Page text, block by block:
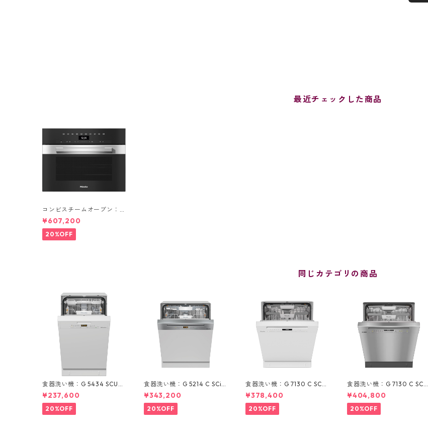
最近チェックした商品
コンビスチームオーブン：D
GC 7440
¥607,200
20%OFF
同じカテゴリの商品
食器洗い機：G 5434 SCU
(ホワイト/45cm) ＊標準ド
ア装備タイプ
¥237,600
20%OFF
食器洗い機：G 5214 C SCi
(ステンレス/60cm) ＊ドア
材取付専用タイプ
¥343,200
20%OFF
食器洗い機：G 7130 C SCU
BW (ホワイト/60cm) ＊標
準ドア装備タイプ
¥378,400
20%OFF
食器洗い機：G 7130 C SCU
ED (ステンレス/60cm) ＊
標準ドア装備タイプ
¥404,800
20%OFF